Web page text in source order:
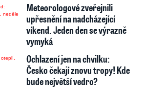
Meteorologové zveřejnili
upřesnění na nadcházející
víkend. Jeden den se výrazně
vymyká
Ochlazení jen na chvilku:
Česko čekají znovu tropy! Kde
bude největší vedro?